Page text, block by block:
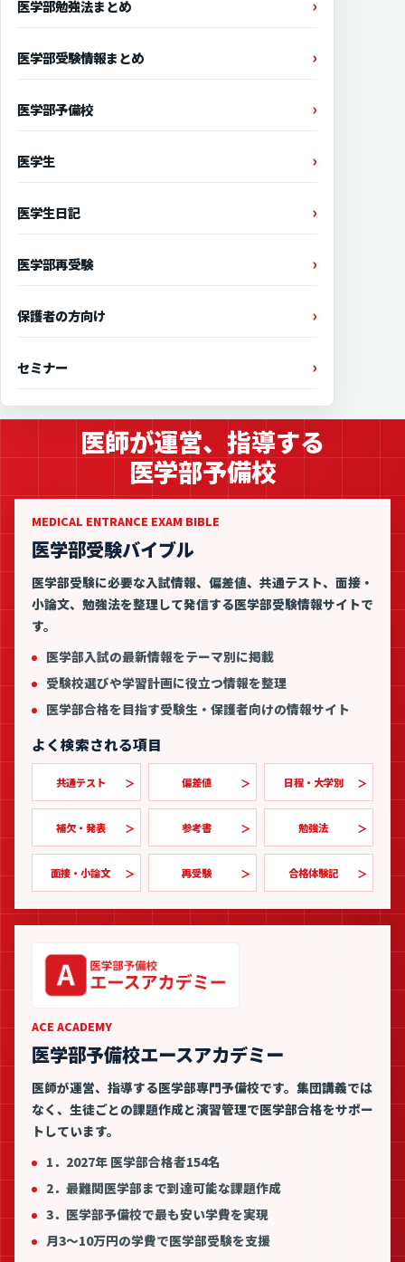
医学部勉強法まとめ
医学部受験情報まとめ
医学部予備校
医学生
医学生日記
医学部再受験
保護者の方向け
セミナー
医師が運営、指導する
医学部予備校
MEDICAL ENTRANCE EXAM BIBLE
医学部受験バイブル
医学部受験に必要な入試情報、偏差値、共通テスト、面接・
小論文、勉強法を整理して発信する医学部受験情報サイトで
す。
医学部入試の最新情報をテーマ別に掲載
受験校選びや学習計画に役立つ情報を整理
医学部合格を目指す受験生・保護者向けの情報サイト
よく検索される項目
共通テスト 偏差値 日程・大学別
補欠・発表 参考書 勉強法
面接・小論文 再受験 合格体験記
ACE ACADEMY
医学部予備校エースアカデミー
医師が運営、指導する医学部専門予備校です。集団講義では
なく、生徒ごとの課題作成と演習管理で医学部合格をサポー
トしています。
1．2027年 医学部合格者154名
2．最難関医学部まで到達可能な課題作成
3．医学部予備校で最も安い学費を実現
月3〜10万円の学費で医学部受験を支援